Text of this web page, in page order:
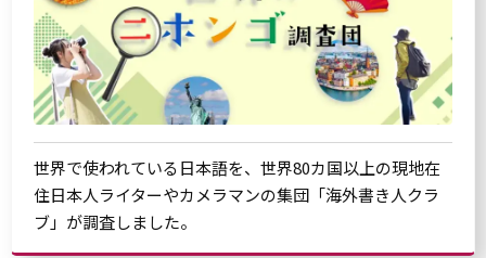
世界で使われている日本語を、世界80カ国以上の現地在
住日本人ライターやカメラマンの集団「海外書き人クラ
ブ」が調査しました。